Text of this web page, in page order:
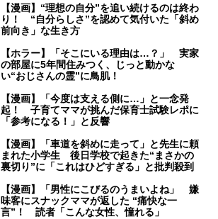
【漫画】“理想の自分”を追い続けるのは終わ
り！ “自分らしさ”を認めて気付いた「斜め
前向き」な生き方
【ホラー】「そこにいる理由は…？」 実家
の部屋に5年間住みつく、じっと動かな
い“おじさんの霊”に鳥肌！
【漫画】「今度は支える側に…」と一念発
起！ 子育てママが挑んだ保育士試験レポに
「参考になる！」と反響
【漫画】「車道を斜めに走って」と先生に頼
まれた小学生 後日学校で起きた“まさかの
裏切り”に「これはひどすぎる」と批判殺到
【漫画】「男性にこびるのうまいよね」 嫌
味客にスナックママが返した “痛快な一
言”！ 読者「こんな女性、憧れる」